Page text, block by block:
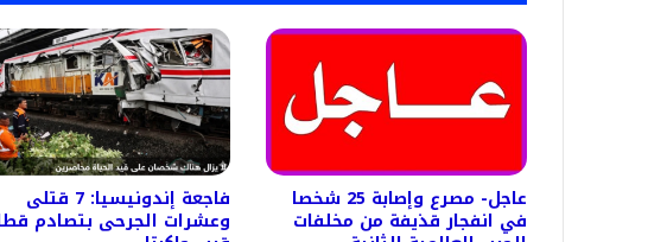
عاجل- مصرع وإصابة 25 شخصا
في انفجار قذيفة من مخلفات
فاجعة إندونيسيا: 7 قتلى
وعشرات الجرحى بتصادم